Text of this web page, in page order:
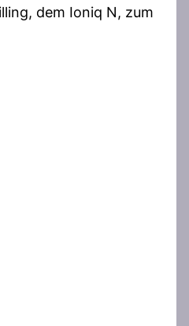
dem Ioniq N, zum